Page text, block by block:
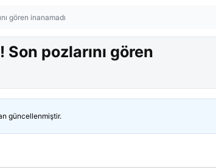
gören inanamadı
pozlarını gören
güncellenmiştir.